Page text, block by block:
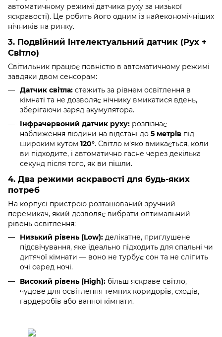
автоматичному режимі датчика руху за низької
яскравості). Це робить його одним із найекономічніших
нічників на ринку.
3. Подвійний інтелектуальний датчик (Рух +
Світло)
Світильник працює повністю в автоматичному режимі
завдяки двом сенсорам:
Датчик світла: стежить за рівнем освітлення в
кімнаті та не дозволяє нічнику вмикатися вдень,
зберігаючи заряд акумулятора.
Інфрачервоний датчик руху: розпізнає
наближення людини на відстані до 5 метрів під
широким кутом 120°. Світло м'яко вмикається, коли
ви підходите, і автоматично гасне через декілька
секунд після того, як ви пішли.
4. Два режими яскравості для будь-яких
потреб
На корпусі пристрою розташований зручний
перемикач, який дозволяє вибрати оптимальний
рівень освітлення:
Низький рівень (Low): делікатне, приглушене
підсвічування, яке ідеально підходить для спальні чи
дитячої кімнати — воно не турбує сон та не сліпить
очі серед ночі.
Високий рівень (High): більш яскраве світло,
чудове для освітлення темних коридорів, сходів,
гардеробів або ванної кімнати.